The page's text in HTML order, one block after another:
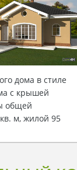
дома в стиле
с крышей
общей
м, жилой 95